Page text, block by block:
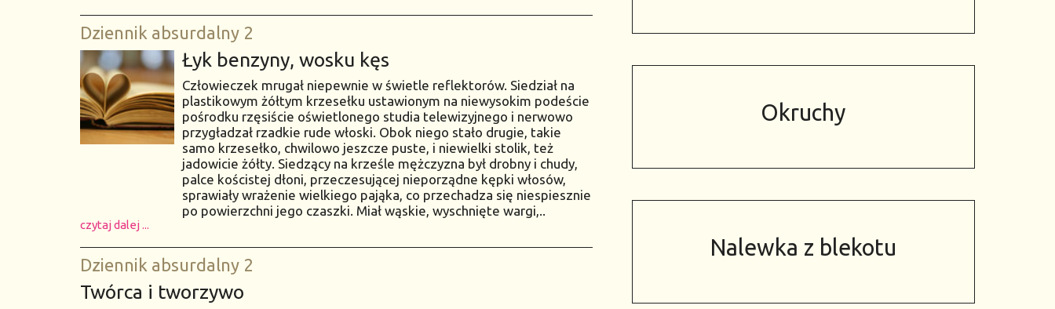
Dziennik absurdalny 2
Łyk benzyny, wosku kęs
Człowieczek mrugał niepewnie w świetle reflektorów. Siedział na
plastikowym żółtym krzesełku ustawionym na niewysokim podeście
pośrodku rzęsiście oświetlonego studia telewizyjnego i nerwowo
przygładzał rzadkie rude włoski. Obok niego stało drugie, takie
samo krzesełko, chwilowo jeszcze puste, i niewielki stolik, też
jadowicie żółty. Siedzący na krześle mężczyzna był drobny i chudy,
palce kościstej dłoni, przeczesującej nieporządne kępki włosów,
sprawiały wrażenie wielkiego pająka, co przechadza się niespiesznie
po powierzchni jego czaszki. Miał wąskie, wyschnięte wargi,..
czytaj dalej ...
Dziennik absurdalny 2
Twórca i tworzywo
Okruchy
Nalewka z blekotu